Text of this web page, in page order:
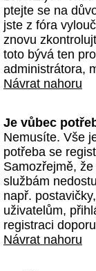
ptejte se na
jste z fóra
znovu
toto bývá ten
administrátora,
Návrat nahoru
Je vůbec
Nemusíte. Vše
potřeba se
Samozřejmě,
službám
např.
uživatelům,
registraci
Návrat nahoru